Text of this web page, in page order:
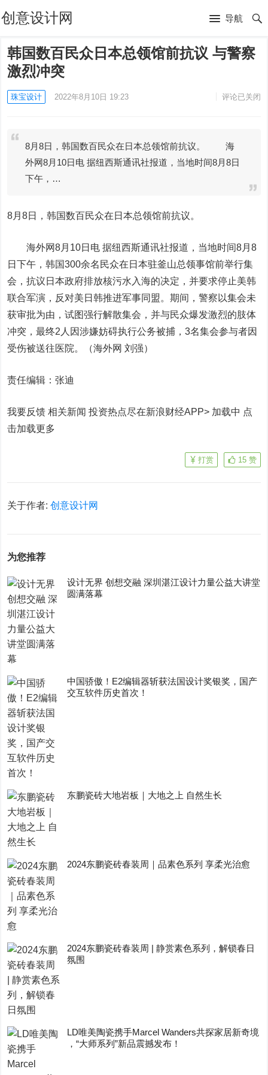
创意设计网 导航
韩国数百民众日本总领馆前抗议 与警察
激烈冲突
珠宝设计 2022年8月10日 19:23 评论已关闭
8月8日，韩国数百民众在日本总领馆前抗议。 海
外网8月10日电 据纽西斯通讯社报道，当地时间8月8日
下午，…
8月8日，韩国数百民众在日本总领馆前抗议。
海外网8月10日电 据纽西斯通讯社报道，当地时间8月8
日下午，韩国300余名民众在日本驻釜山总领事馆前举行集
会，抗议日本政府排放核污水入海的决定，并要求停止美韩
联合军演，反对美日韩推进军事同盟。期间，警察以集会未
获审批为由，试图强行解散集会，并与民众爆发激烈的肢体
冲突，最终2人因涉嫌妨碍执行公务被捕，3名集会参与者因
受伤被送往医院。（海外网 刘强）
责任编辑：张迪
我要反馈 相关新闻投资热点尽在新浪财经APP> 加载中 点
击加载更多
15 赞
打赏
关于作者:创意设计网
为您推荐
设计无界 创想交融 深圳湛江设计力量公益大讲堂
圆满落幕
中国骄傲！E2编辑器斩获法国设计奖银奖，国产
交互软件历史首次！
东鹏瓷砖大地岩板｜大地之上 自然生长
2024东鹏瓷砖春装周｜品素色系列 享柔光治愈
2024东鹏瓷砖春装周 | 静赏素色系列，解锁春日
氛围
LD唯美陶瓷携手Marcel Wanders共探家居新奇境
，“大师系列”新品震撼发布！